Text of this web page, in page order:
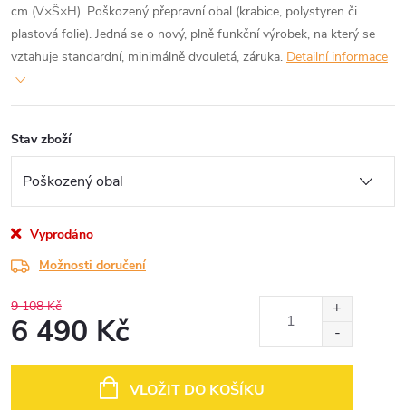
cm (V×Š×H). Poškozený přepravní obal (krabice, polystyren či
plastová folie). Jedná se o nový, plně funkční výrobek, na který se
vztahuje standardní, minimálně dvouletá, záruka. Detailní informace
Stav zboží
Vyprodáno
Možnosti doručení
9 108 Kč
6 490 Kč
VLOŽIT DO KOŠÍKU